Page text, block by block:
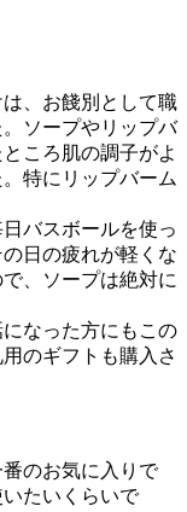
、お餞別として職
ソープやリップバ
ころ肌の調子がよ
特にリップバーム
バスボールを使っ
日の疲れが軽くな
、ソープは絶対に
なった方にもこの
のギフトも購入さ
のお気に入りで
たいくらいで